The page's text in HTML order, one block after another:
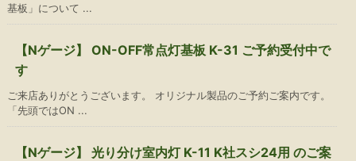
基板」について ...
【Nゲージ】 ON-OFF常点灯基板 K-31 ご予約受付中で
す
ご来店ありがとうございます。 オリジナル製品のご予約ご案内です。
「先頭ではON ...
【Nゲージ】 光り分け室内灯 K-11 K社スシ24用 のご案